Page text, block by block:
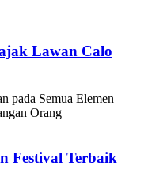
Lawan Calo
pada Semua Elemen
Orang
Festival Terbaik